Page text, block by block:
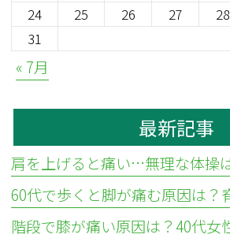
24
25 26 27 28
31
« 7月
最新記事